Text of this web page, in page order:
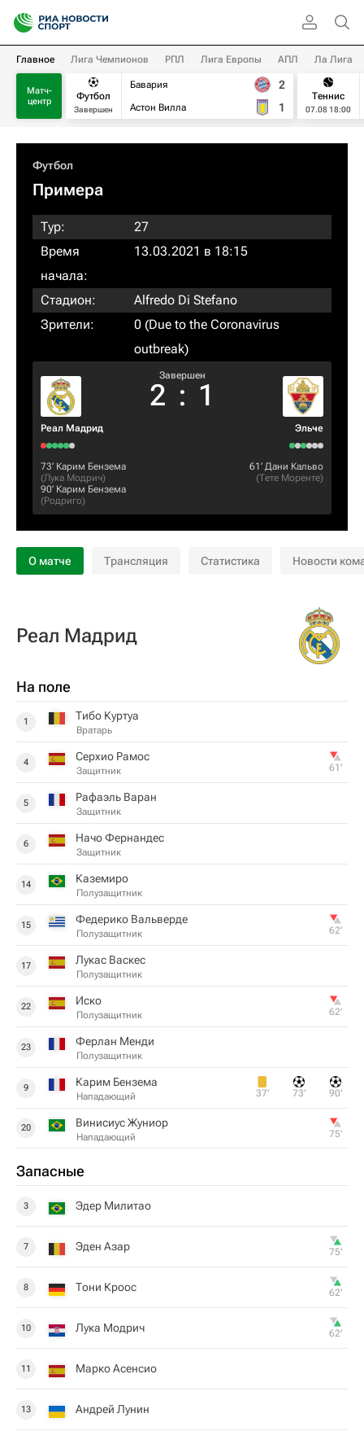
Главное Лига Чемпионов РПЛ Лига Европы АПЛ Ла Лига
Матч-
центр
Футбол
Завершен
Бавария
Астон Вилла
2
1
Теннис
07.08 18:00
Футбол
Примера
Тур:
27
Время
начала:
13.03.2021 в 18:15
Стадион:
Alfredo Di Stefano
Зрители:
0 (Due to the Coronavirus
outbreak)
Реал Мадрид
Завершен
2 : 1
Эльче
73‎’‎ Карим Бензема
(Лука Модрич)
90‎’‎ Карим Бензема
(Родриго)
61‎’‎ Дани Кальво
(Тете Моренте)
О матче Трансляция Статистика Новости
Реал Мадрид
На поле
1 Тибо Куртуа
Вратарь
4 Серхио Рамос
Защитник 61‎’‎
5 Рафаэль Варан
Защитник
6 Начо Фернандес
Защитник
14 Каземиро
Полузащитник
15 Федерико Вальверде
Полузащитник 62‎’‎
17 Лукас Васкес
Полузащитник
22 Иcкo
Полузащитник 62‎’‎
23 Ферлан Менди
Полузащитник
9 Карим Бензема
Нападающий 37‎’‎ 73‎’‎ 90‎’‎
20 Винисиус Жуниор
Нападающий 75‎’‎
Запасные
3 Эдер Милитао
7 Эден Азар 75‎’‎
8 Тони Кроос 62‎’‎
10 Лука Модрич 62‎’‎
11 Марко Асенсио
13 Андрей Лунин